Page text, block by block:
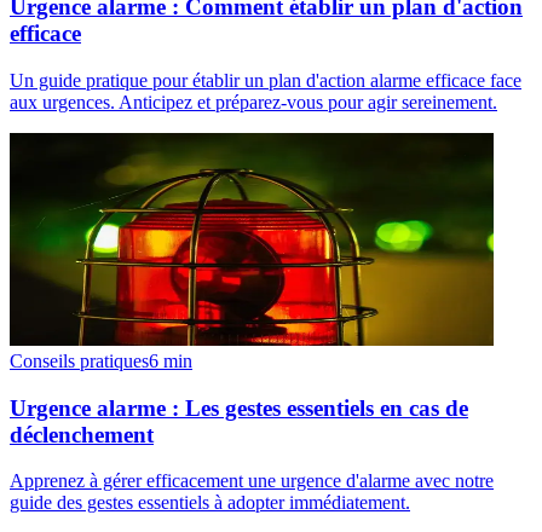
Urgence alarme : Comment établir un plan d'action
efficace
Un guide pratique pour établir un plan d'action alarme efficace face
aux urgences. Anticipez et préparez-vous pour agir sereinement.
Conseils pratiques6 min
Urgence alarme : Les gestes essentiels en cas de
déclenchement
Apprenez à gérer efficacement une urgence d'alarme avec notre
guide des gestes essentiels à adopter immédiatement.